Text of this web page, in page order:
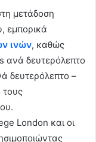
μετάδοση
εμπορικά
ινών, καθώς
ανά δευτερόλεπτο
δευτερόλεπτο –
London και οι